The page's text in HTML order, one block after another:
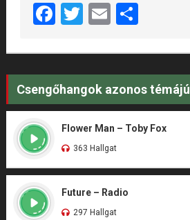
Facebook
Twitter
EmailShare
Csengőhangok azonos témájú
Flower Man – Toby Fox
363 Hallgat
Future – Radio
297 Hallgat